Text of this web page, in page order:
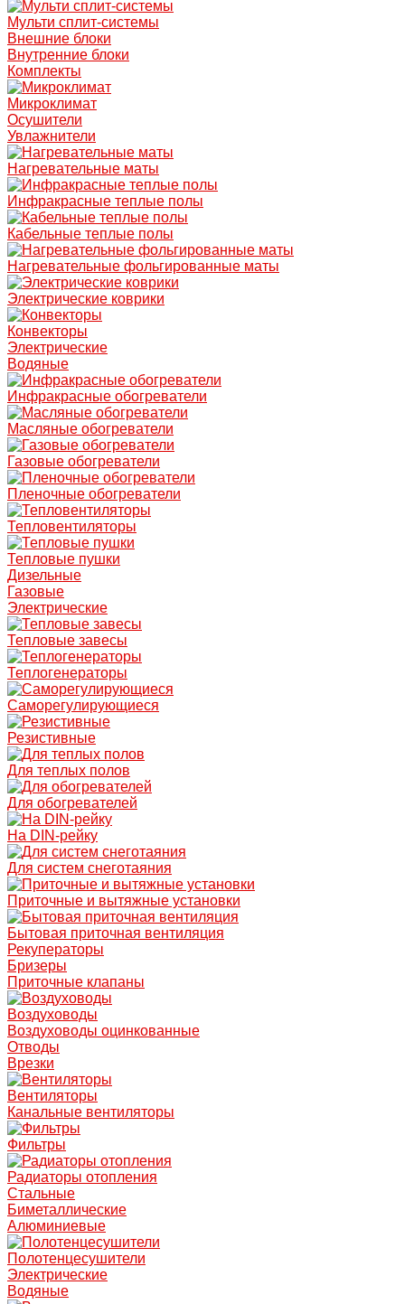
Мульти сплит-системы
Внешние блоки
Внутренние блоки
Комплекты
Микроклимат
Осушители
Увлажнители
Нагревательные маты
Инфракрасные теплые полы
Кабельные теплые полы
Нагревательные фольгированные маты
Электрические коврики
Конвекторы
Электрические
Водяные
Инфракрасные обогреватели
Масляные обогреватели
Газовые обогреватели
Пленочные обогреватели
Тепловентиляторы
Тепловые пушки
Дизельные
Газовые
Электрические
Тепловые завесы
Теплогенераторы
Саморегулирующиеся
Резистивные
Для теплых полов
Для обогревателей
На DIN-рейку
Для систем снеготаяния
Приточные и вытяжные установки
Бытовая приточная вентиляция
Рекуператоры
Бризеры
Приточные клапаны
Воздуховоды
Воздуховоды оцинкованные
Отводы
Врезки
Вентиляторы
Канальные вентиляторы
Фильтры
Радиаторы отопления
Стальные
Биметаллические
Алюминиевые
Полотенцесушители
Электрические
Водяные